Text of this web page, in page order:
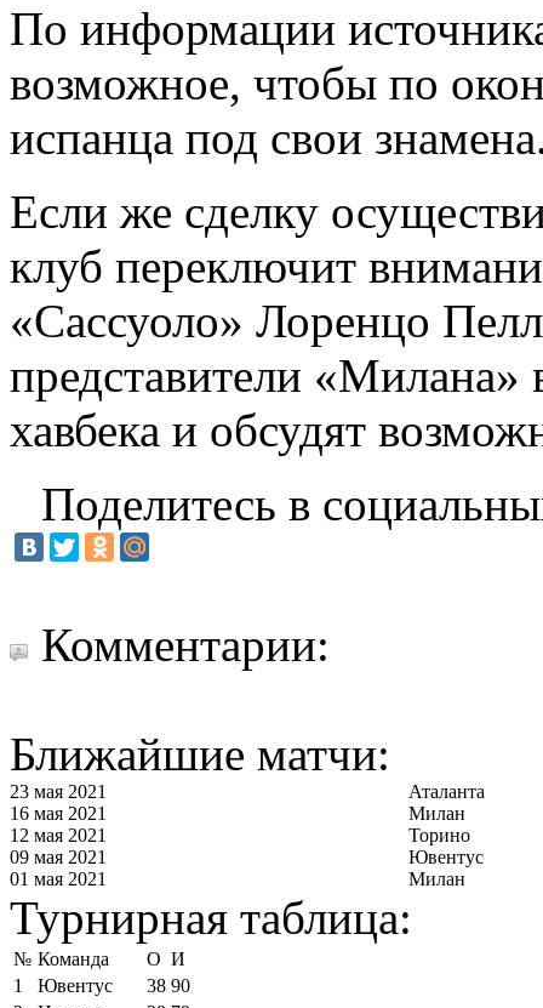
По информации
возможное, чтобы по
испанца под свои
Если же сделку
клуб переключит
«Сассуоло» Лоренцо
представители «Милана»
хавбека и обсудят
Поделитесь в
Комментарии:
Ближайшие матчи:
23 мая 2021
Аталанта
16 мая 2021
Милан
12 мая 2021
Торино
09 мая 2021
Ювентус
01 мая 2021
Милан
Турнирная таблица:
№ Команда О И
1
Ювентус 38 90